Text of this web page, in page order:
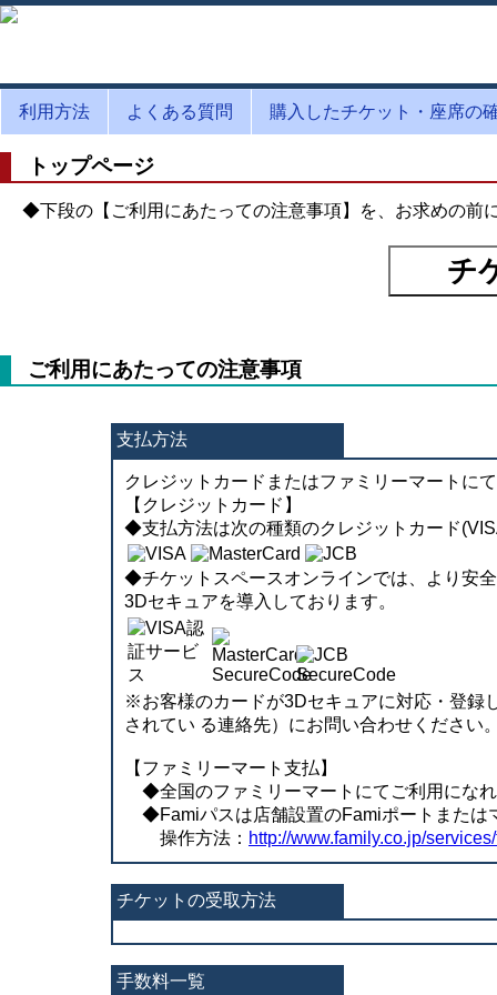
利用方法 よくある質問 購入したチケット・座席の
トップページ
◆下段の【ご利用にあたっての注意事項】を、お求めの前
ご利用にあたっての注意事項
支払方法
クレジットカードまたはファミリーマートに
【クレジットカード】
◆支払方法は次の種類のクレジットカード
◆チケットスペースオンラインでは、より安
3Dセキュアを導入しております。
※お客様のカードが3Dセキュアに対応・登録
されてい る連絡先）にお問い合わせください
【ファミリーマート支払】
◆全国のファミリーマートにてご利用にな
◆Famiパスは店舗設置のFamiポートまたは
操作方法： http://www.family.co.jp/
チケットの受取方法
手数料一覧